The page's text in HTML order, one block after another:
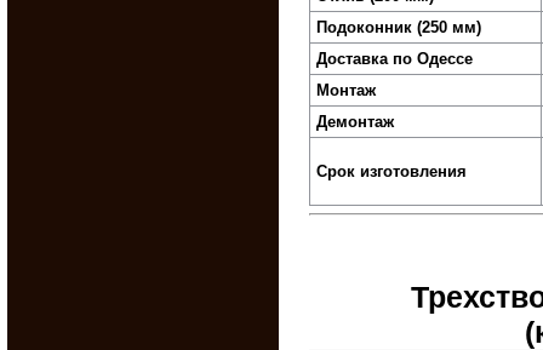
Подоконник (250 мм)
Доставка по Одессе
Монтаж
Демонтаж
Срок изготовления